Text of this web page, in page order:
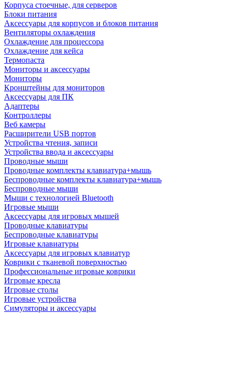
Корпуса стоечные, для серверов
Блоки питания
Аксессуары для корпусов и блоков питания
Вентиляторы охлаждения
Охлаждение для процессора
Охлаждение для кейса
Термопаста
Мониторы и аксессуары
Мониторы
Кронштейны для мониторов
Аксессуары для ПК
Адаптеры
Контроллеры
Веб камеры
Расширители USB портов
Устройства чтения, записи
Устройства ввода и аксессуары
Проводные мыши
Проводные комплекты клавиатура+мышь
Беспроводные комплекты клавиатура+мышь
Беспроводные мыши
Мыши с технологией Bluetooth
Игровые мыши
Аксессуары для игровых мышей
Проводные клавиатуры
Беспроводные клавиатуры
Игровые клавиатуры
Аксессуары для игровых клавиатур
Коврики с тканевой поверхностью
Профессиональные игровые коврики
Игровые кресла
Игровые столы
Игровые устройства
Симуляторы и аксессуары